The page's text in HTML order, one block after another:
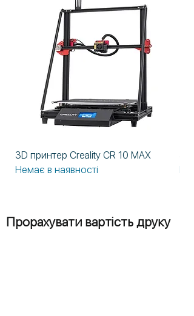
3D принтер Creality CR 10 MAX
Немає в наявності
Прорахувати вартість друку